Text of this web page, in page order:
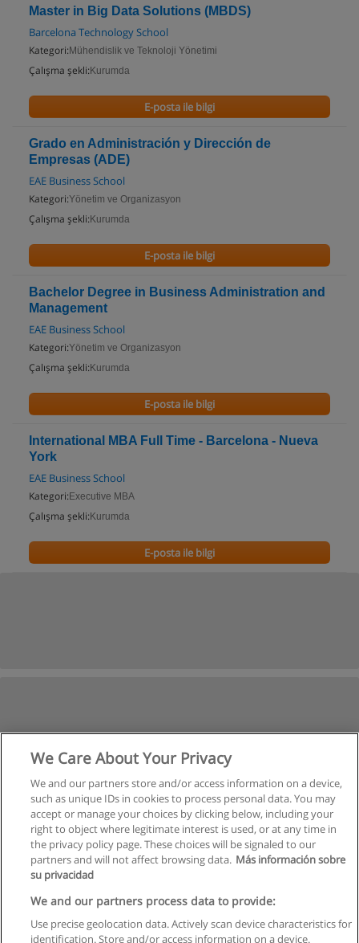
Master in Big Data Solutions (MBDS)
Barcelona Technology School
Kategori: Mühendislik ve Teknoloji Yönetimi
Çalışma şekli: Kurumda
E-posta ile bilgi
Grado en Administración y Dirección de
Empresas (ADE)
EAE Business School
Kategori:Yönetim ve Organizasyon
Çalışma şekli: Kurumda
E-posta ile bilgi
Bachelor Degree in Business Administration and
Management
EAE Business School
Kategori:Yönetim ve Organizasyon
Çalışma şekli: Kurumda
E-posta ile bilgi
International MBA Full Time - Barcelona - Nueva
York
EAE Business School
Kategori: Executive MBA
Çalışma şekli: Kurumda
E-posta ile bilgi
We Care About Your Privacy
We and our partners store and/or access information on a device,
such as unique IDs in cookies to process personal data. You may
accept or manage your choices by clicking below, including your
right to object where legitimate interest is used, or at any time in
the privacy policy page. These choices will be signaled to our
partners and will not affect browsing data. Más información sobre
su privacidad
We and our partners process data to provide:
Use precise geolocation data. Actively scan device characteristics for
identification. Store and/or access information on a device.